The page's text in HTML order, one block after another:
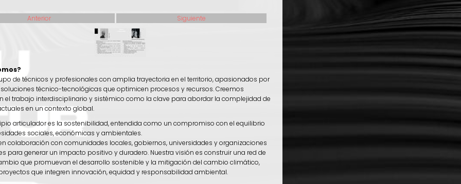
Anterior Siguiente
de técnicos y profesionales con amplia trayectoria en el territorio, apasionados por
técnico-tecnológicas que optimicen procesos y recursos. Creemos
el trabajo interdisciplinario y sistémico como la clave para abordar la complejidad de
en un contexto global.
articulador es la sostenibilidad, entendida como un compromiso con el equilibrio
sociales, económicas y ambientales.
colaboración con comunidades locales, gobiernos, universidades y organizaciones
para generar un impacto positivo y duradero. Nuestra visión es construir una red de
que promuevan el desarrollo sostenible y la mitigación del cambio climático,
que integren innovación, equidad y responsabilidad ambiental.